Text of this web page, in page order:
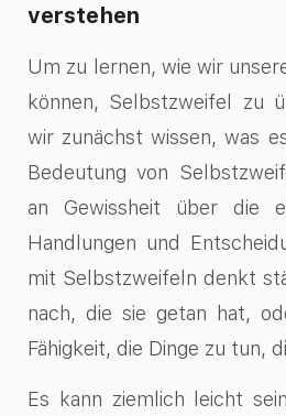
verstehen
Um zu lernen, wie wir
können, Selbstzweifel zu
wir zunächst wissen, was
Bedeutung von
an Gewissheit über die
Handlungen und
mit Selbstzweifeln denkt
nach, die sie getan hat,
Fähigkeit, die Dinge zu tun,
Es kann ziemlich leicht